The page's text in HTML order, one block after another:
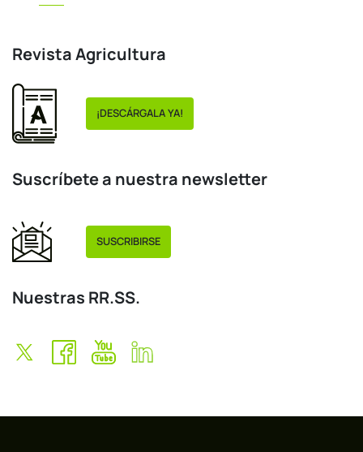
Revista Agricultura
¡DESCÁRGALA YA!
Suscríbete a nuestra newsletter
SUSCRIBIRSE
Nuestras RR.SS.